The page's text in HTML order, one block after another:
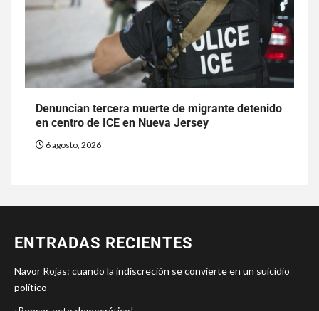
Denuncian tercera muerte de migrante detenido
en centro de ICE en Nueva Jersey
6 agosto, 2026
ENTRADAS RECIENTES
Navor Rojas: cuando la indiscreción se convierte en un suicidio
político